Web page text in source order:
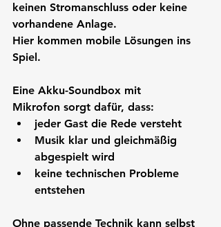
keinen Stromanschluss oder keine
vorhandene Anlage.
Hier kommen mobile Lösungen ins
Spiel.
Eine Akku-Soundbox mit
Mikrofon sorgt dafür, dass:
jeder Gast die Rede versteht
Musik klar und gleichmäßig
abgespielt wird
keine technischen Probleme
entstehen
Ohne passende Technik kann selbst